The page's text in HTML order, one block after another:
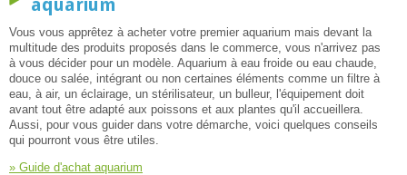
aquarium
Vous vous apprêtez à acheter votre premier aquarium mais devant la
multitude des produits proposés dans le commerce, vous n'arrivez pas
à vous décider pour un modèle. Aquarium à eau froide ou eau chaude,
douce ou salée, intégrant ou non certaines éléments comme un filtre à
eau, à air, un éclairage, un stérilisateur, un bulleur, l'équipement doit
avant tout être adapté aux poissons et aux plantes qu'il accueillera.
Aussi, pour vous guider dans votre démarche, voici quelques conseils
qui pourront vous être utiles.
» Guide d'achat aquarium